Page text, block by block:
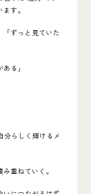
す。
「ずっと見ていた
る」
分らしく輝けるメ
重ねていく。